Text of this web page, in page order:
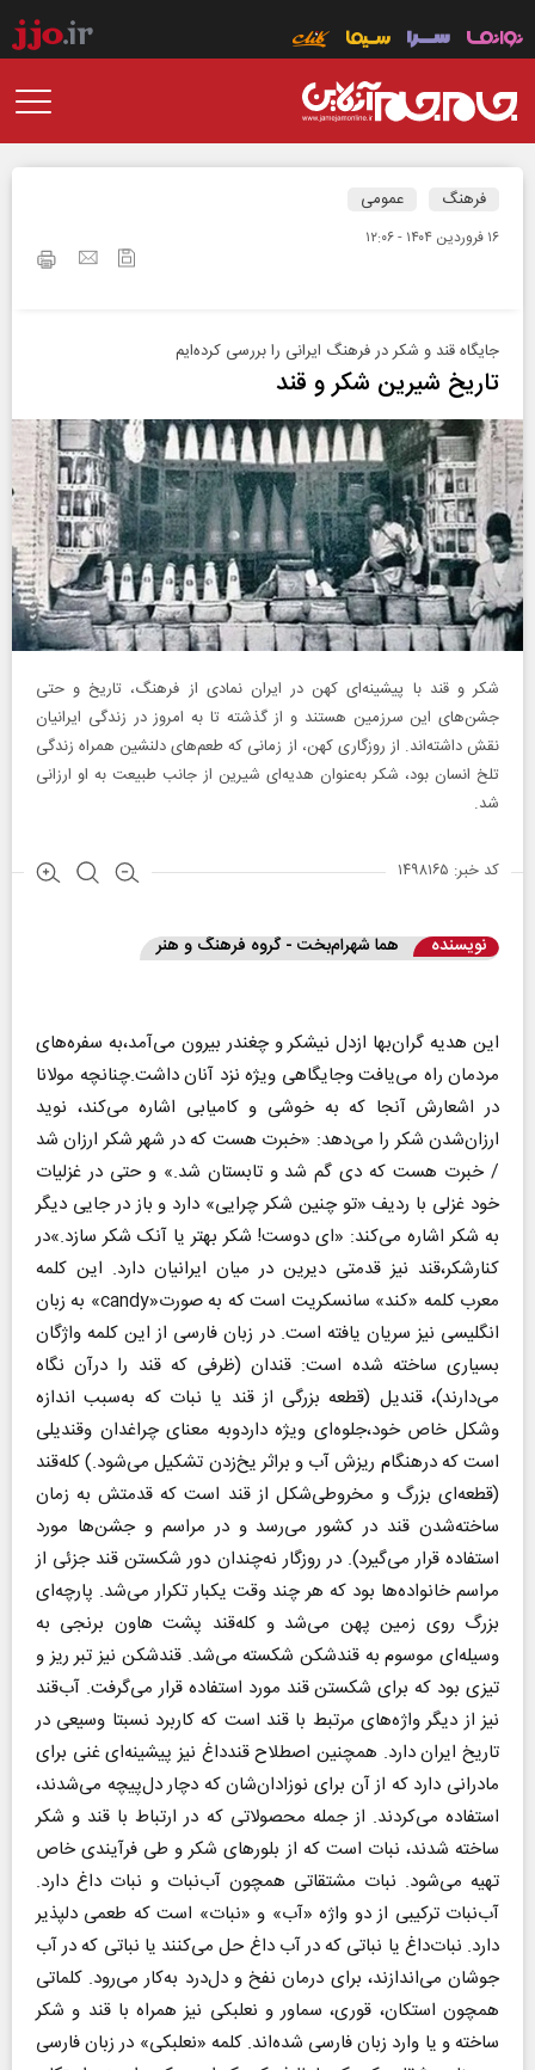
فرهنگ عمومی
۱۶ فروردين ۱۴۰۴ - ۱۲:۰۶
جایگاه قند و شکر در فرهنگ ایرانی را بررسی کرده‌ایم
تاریخ شیرین شکر و قند
شکر و قند با پیشینه‌ای کهن در ایران نمادی از فرهنگ، تاریخ و حتی
جشن‌های این سرزمین هستند و از گذشته تا به امروز در زندگی ایرانیان
نقش داشته‌اند. از روزگاری کهن، از زمانی که طعم‌های دلنشین همراه زندگی
تلخ انسان بود، شکر به‌عنوان هدیه‌ای شیرین از جانب طبیعت به او ارزانی
شد.
کد خبر: ۱۴۹۸۱۶۵
نویسنده هما شهرام‌بخت - گروه فرهنگ و هنر
این هدیه گران‌بها ازدل نیشکر و چغندر بیرون می‌آمد،به سفره‌های
مردمان راه می‌یافت وجایگاهی ویژه نزد آنان داشت.چنانچه مولانا
در اشعارش آنجا که به خوشی و کامیابی اشاره می‌کند، نوید
ارزان‌شدن شکر را می‌دهد: «خبرت هست که در شهر شکر ارزان شد
/ خبرت هست که دی گم شد و تابستان شد.» و حتی در غزلیات
خود غزلی با ردیف «تو چنین شکر چرایی» دارد و باز در جایی دیگر
به شکر اشاره می‌کند: «ای دوست! شکر بهتر یا آنک شکر سازد.»در
کنارشکر،قند نیز قدمتی دیرین در میان ایرانیان دارد. این کلمه
معرب کلمه‌ «کند» سانسکریت است که به صورت«candy» به زبان
انگلیسی نیز سریان یافته است. در زبان فارسی از این کلمه واژگان
بسیاری ساخته شده است: قندان (ظرفی که قند را درآن نگاه
می‌دارند)، قندیل (قطعه‌ بزرگی از قند یا نبات که به‌سبب اندازه
وشکل خاص خود،جلوه‌ای ویژه داردوبه معنای چراغدان وقندیلی
است که درهنگام ریزش آب و براثر یخ‌زدن تشکیل می‌شود.‌) کله‌قند
(قطعه‌ای بزرگ و مخروطی‌شکل از قند است که قدمتش به زمان
ساخته‌شدن قند در کشور می‌رسد و در مراسم و جشن‌ها مورد
استفاده قرار می‌گیرد). در روزگار نه‌چندان دور شکستن قند جزئی از
مراسم خانواده‌ها بود که هر چند وقت یکبار تکرار می‌شد. پارچه‌ای
بزرگ روی زمین پهن می‌شد و کله‌قند پشت هاون برنجی به
وسیله‌ای موسوم به قندشکن شکسته می‌شد. قندشکن نیز تبر ریز و
تیزی بود که برای شکستن قند مورد استفاده قرار می‌گرفت. آب‌قند
نیز از دیگر واژه‌های مرتبط با قند است که کاربرد نسبتا وسیعی در
تاریخ ایران دارد. همچنین اصطلاح قند‌داغ نیز پیشینه‌ای غنی برای
مادرانی دارد که از آن برای نوزادان‌شان که دچار دل‌پیچه می‌شدند،
استفاده می‌کردند. از جمله محصولاتی که در ارتباط با قند و شکر
ساخته شدند، نبات است که از بلورهای شکر و طی فرآیندی خاص
تهیه می‌شود. نبات مشتقاتی همچون آب‌نبات و نبات داغ دارد.
آب‌نبات ترکیبی از دو واژه «آب» و «نبات» است که طعمی دلپذیر
دارد. نبات‌داغ یا نباتی که در آب داغ حل می‌کنند یا نباتی که در آب
جوشان می‌اندازند، برای درمان نفخ و دل‌درد به‌کار می‌رود. کلماتی
همچون استکان، قوری، سماور و نعلبکی نیز همراه با قند و شکر
ساخته و یا وارد زبان فارسی شده‌اند. کلمه «نعلبکی» در زبان فارسی